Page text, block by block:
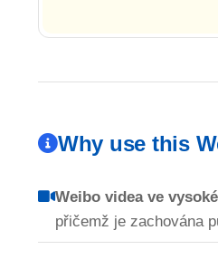
Why use this
Weibo videa ve
přičemž je zachována